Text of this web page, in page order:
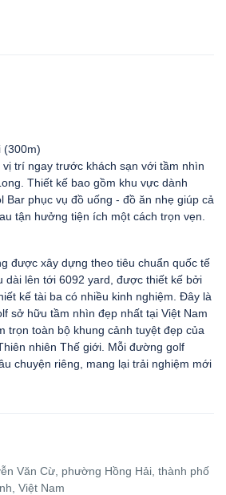
(300m)
trí ngay trước khách sạn với tầm nhìn
Thiết kế bao gồm khu vực dành
Bar phục vụ đồ uống - đồ ăn nhẹ giúp cả
tận hưởng tiện ích một cách trọn vẹn.
được xây dựng theo tiêu chuẩn quốc tế
dài lên tới 6092 yard, được thiết kế bởi
kế tài ba có nhiều kinh nghiệm. Đây là
sở hữu tầm nhìn đẹp nhất tại Việt Nam
trọn toàn bộ khung cảnh tuyệt đẹp của
nhiên Thế giới. Mỗi đường golf
chuyện riêng, mang lại trải nghiệm mới
Văn Cừ, phường Hồng Hải, thành phố
Việt Nam